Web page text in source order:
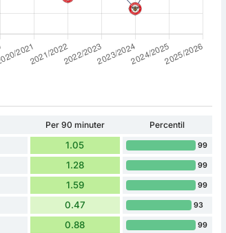
Per 90 minuter
Percentil
1.05 99
1.28 99
1.59 99
0.47 93
0.88 99